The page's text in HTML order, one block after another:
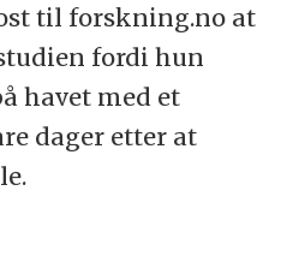
til forskning.no at
fordi hun
havet med et
dager etter at